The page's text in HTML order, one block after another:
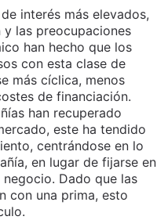
interés más elevados,
las preocupaciones
han hecho que los
con esta clase de
más cíclica, menos
de financiación.
han recuperado
este ha tendido
centrándose en lo
en lugar de fijarse en
Dado que las
con una prima, esto